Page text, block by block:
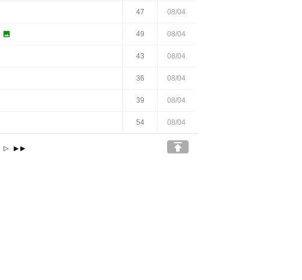
47 08/04
 49 08/04
43 08/04
36 08/04
39 08/04
54 08/04
▷ ▶▶ 